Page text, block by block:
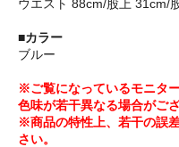
ウエスト 88cm/股上 31cm/
■カラー
ブルー
※ご覧になっているモニタ
色味が若干異なる場合がござ
※商品の特性上、若干の誤
さい。